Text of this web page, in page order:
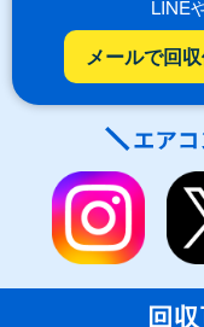
LINE
メールで回
回